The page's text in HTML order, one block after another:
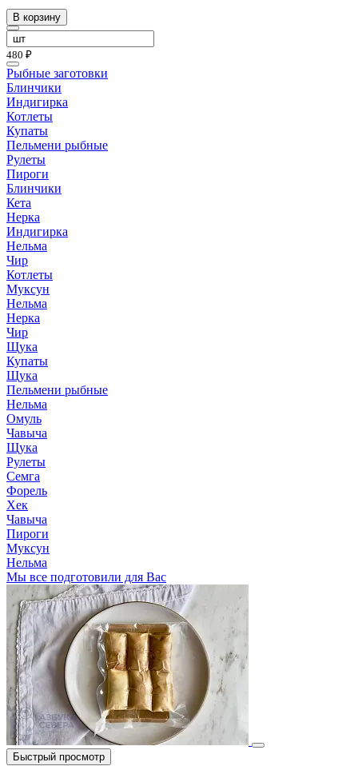
В корзину
480 ₽
Рыбные заготовки
Блинчики
Индигирка
Котлеты
Купаты
Пельмени рыбные
Рулеты
Пироги
Блинчики
Кета
Нерка
Индигирка
Нельма
Чир
Котлеты
Муксун
Нельма
Нерка
Чир
Щука
Купаты
Щука
Пельмени рыбные
Нельма
Омуль
Чавыча
Щука
Рулеты
Семга
Форель
Хек
Чавыча
Пироги
Муксун
Нельма
Мы все подготовили для Вас
Быстрый просмотр